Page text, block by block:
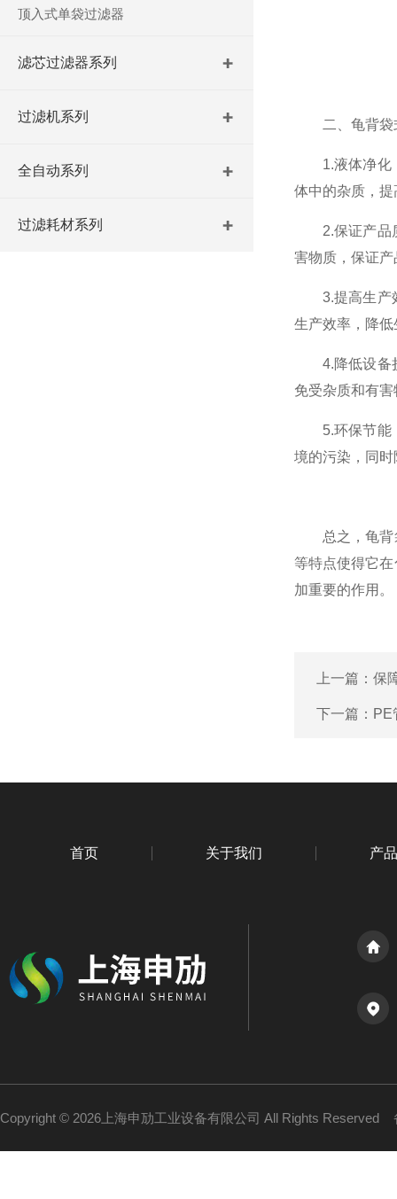
顶入式单袋过滤器
滤芯过滤器系列
过滤机系列
全自动系列
过滤耗材系列
二、龟背袋
1.液体净化：
体中的杂质，
2.保证产品质
害物质，保证
3.提高生产效
生产效率，降
4.降低设备损
免受杂质和有
5.环保节能：
境的污染，同
总之，龟背袋
等特点使得它
加重要的作用。
上一篇： 保
下一篇： PE
首页 关于我们 产
Copyright © 2026上海申劢工业设备有限公司 All Rights Reserved